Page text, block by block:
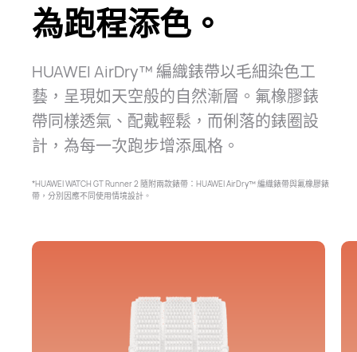
為跑程添色。
HUAWEI AirDry™ 編織錶帶以毛細染色工
藝，呈現如天空般的自然漸層。 氟橡膠錶
帶同樣透氣、配戴輕鬆，而俐落的錶圈設
計，為每一次跑步增添風⁠格。
*HUAWEI WATCH GT Runner 2 隨附兩款錶帶：HUAWEI AirDry™ 編織錶帶與氟橡膠錶
帶，分別因應不同使用情境設⁠計。